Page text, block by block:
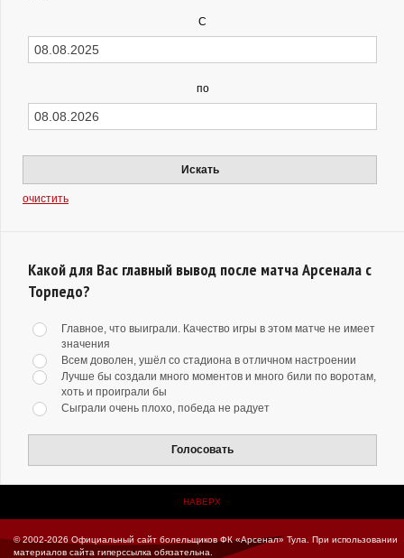
С
по
Искать
очистить
Какой для Вас главный вывод после матча Арсенала с
Торпедо?
Главное, что выиграли. Качество игры в этом матче не имеет
значения
Всем доволен, ушёл со стадиона в отличном настроении
Лучше бы создали много моментов и много били по воротам,
хоть и проиграли бы
Сыграли очень плохо, победа не радует
Голосовать
НАВЕРХ
© 2002-2026 Официальный сайт болельщиков ФК «Арсенал» Тула.
При использовании
материалов сайта гиперссылка обязательна.